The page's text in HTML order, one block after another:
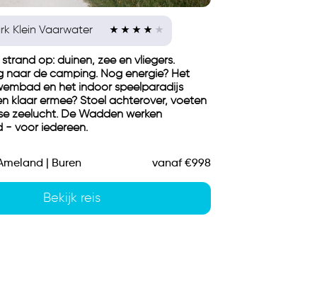
Klein Vaarwater
op: duinen, zee en vliegers.
naar de camping. Nog energie? Het
en het indoor speelparadijs
klaar ermee? Stoel achterover, voeten
zeelucht. De Wadden werken
- voor iedereen.
| Buren vanaf €998
Bekijk reis